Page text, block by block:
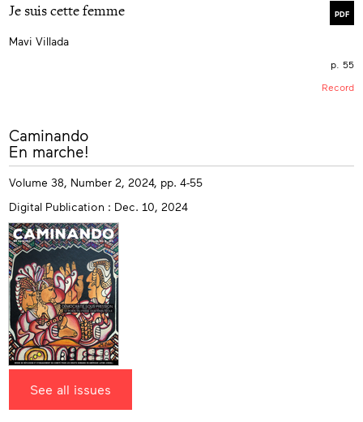
PDF
Je suis cette femme
Mavi Villada
p. 55
Record
More
info
Caminando
En marche!
Volume 38, Number 2, 2024, pp. 4-55
Digital Publication : Dec. 10, 2024
See all issues